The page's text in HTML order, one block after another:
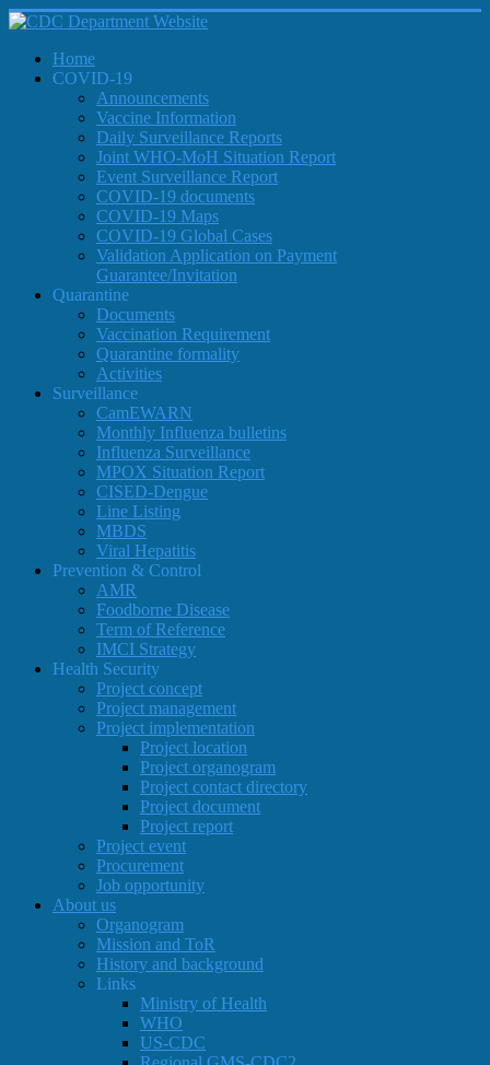
Home
COVID-19
Announcements
Vaccine Information
Daily Surveillance Reports
Joint WHO-MoH Situation Report
Event Surveillance Report
COVID-19 documents
COVID-19 Maps
COVID-19 Global Cases
Validation Application on Payment
Guarantee/Invitation
Quarantine
Documents
Vaccination Requirement
Quarantine formality
Activities
Surveillance
CamEWARN
Monthly Influenza bulletins
Influenza Surveillance
MPOX Situation Report
CISED-Dengue
Line Listing
MBDS
Viral Hepatitis
Prevention & Control
AMR
Foodborne Disease
Term of Reference
IMCI Strategy
Health Security
Project concept
Project management
Project implementation
Project location
Project organogram
Project contact directory
Project document
Project report
Project event
Procurement
Job opportunity
About us
Organogram
Mission and ToR
History and background
Links
Ministry of Health
WHO
US-CDC